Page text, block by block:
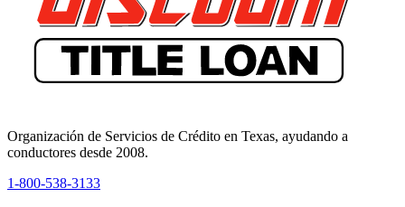
Organización de Servicios de Crédito en Texas, ayudando a
conductores desde 2008.
1-800-538-3133